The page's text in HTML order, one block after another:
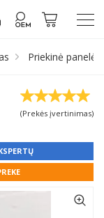
Priekinė panelė
(Prekės įvertinimas)